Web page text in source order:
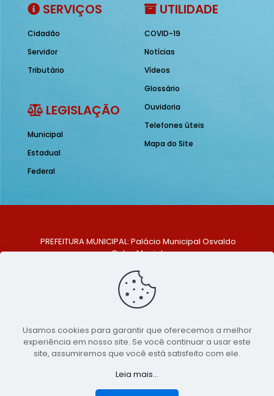
SERVIÇOS
Cidadão
Servidor
Tributário
LEGISLAÇÃO
Municipal
Estadual
Federal
UTILIDADE
COVID-19
Notícias
Vídeos
Glossário
Ouvidoria
Telefones úteis
Mapa do Site
PREFEITURA MUNICIPAL: Palácio Municipal Osvaldo
Celso Maciel
Centro, São Bento do Una - PE. CEP: 553370-128
TELEFONE: (81) 99548-1569
E-MAIL: ouvidoria@saobentodouna.pe.gov.br
Copyright 2021-2026 - Assessoria de Comunicação da
Prefeitura de São Bento do Una - PE
publicidadeLumusWeb - Agência Digital
Usamos cookies para garantir que oferecemos a melhor
experiência em nosso site. Se você continuar a usar este
site, assumiremos que você está satisfeito com ele.
Leia mais...